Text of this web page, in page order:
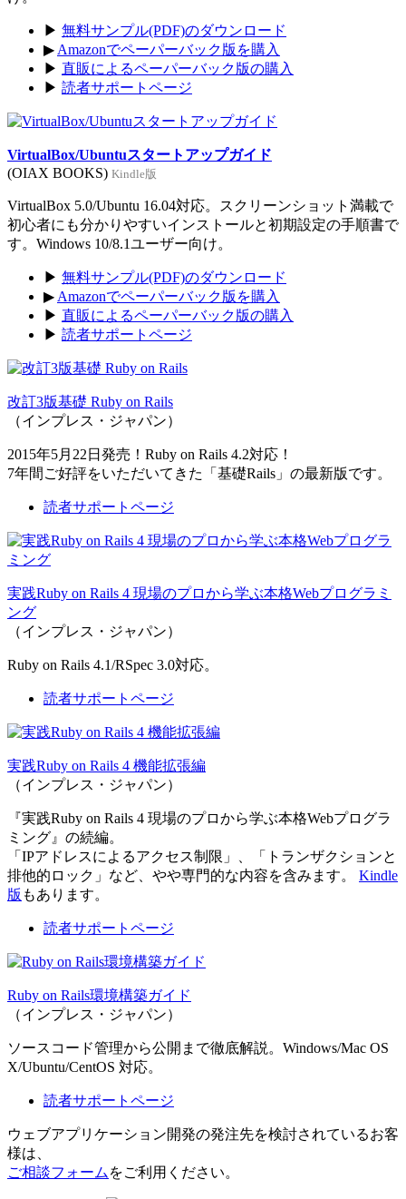
▶ 無料サンプル(PDF)のダウンロード
▶ Amazonでペーパーバック版を購入
▶ 直販によるペーパーバック版の購入
▶ 読者サポートページ
VirtualBox/Ubuntuスタートアップガイド
(OIAX BOOKS) Kindle版
VirtualBox 5.0/Ubuntu 16.04対応。スクリーンショット満載で
初心者にも分かりやすいインストールと初期設定の手順書で
す。Windows 10/8.1ユーザー向け。
▶ 無料サンプル(PDF)のダウンロード
▶ Amazonでペーパーバック版を購入
▶ 直販によるペーパーバック版の購入
▶ 読者サポートページ
改訂3版基礎 Ruby on Rails
（インプレス・ジャパン）
2015年5月22日発売！Ruby on Rails 4.2対応！
7年間ご好評をいただいてきた「基礎Rails」の最新版です。
読者サポートページ
実践Ruby on Rails 4 現場のプロから学ぶ本格Webプログラミ
ング
（インプレス・ジャパン）
Ruby on Rails 4.1/RSpec 3.0対応。
読者サポートページ
実践Ruby on Rails 4 機能拡張編
（インプレス・ジャパン）
『実践Ruby on Rails 4 現場のプロから学ぶ本格Webプログラ
ミング』の続編。
「IPアドレスによるアクセス制限」、「トランザクションと
排他的ロック」など、やや専門的な内容を含みます。 Kindle
版 もあります。
読者サポートページ
Ruby on Rails環境構築ガイド
（インプレス・ジャパン）
ソースコード管理から公開まで徹底解説。Windows/Mac OS
X/Ubuntu/CentOS 対応。
読者サポートページ
ウェブアプリケーション開発の発注先を検討されているお客
様は、
ご相談フォーム をご利用ください。